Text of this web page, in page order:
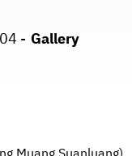
04 - Gallery